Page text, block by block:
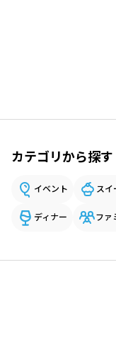
カテゴリから探す
イベント スイ
ディナー ファ